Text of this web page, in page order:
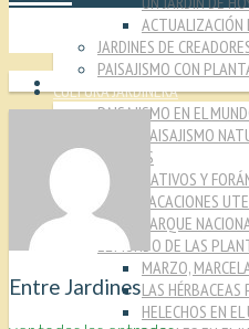
ACTUALIZACIÓN
JARDINES DE
PAISAJISMO CON
CULTURA JARDINERA
PAISAJISMO EN EL
PAISAJISMO
MIRADAS
NATIVOS Y
VACACIONES
PARQUE
EL MUNDO DE LAS
MARZO,
LAS HÉRBACEAS
HELECHOS EN EL
Entre Jardines